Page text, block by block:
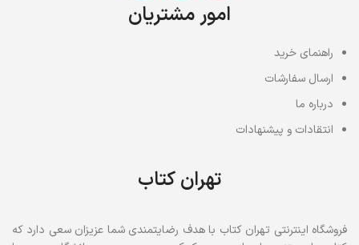
امور مشتریان
راهنمای خرید
ارسال سفارشات
درباره ما
انتقادات و پیشنهادات
تهران کتاب
فروشگاه اینترنتی تهران کتاب با هدف رضایتمندی شما عزیزان سعی دارد که